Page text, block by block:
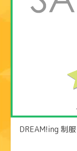
DREAM!ing 制